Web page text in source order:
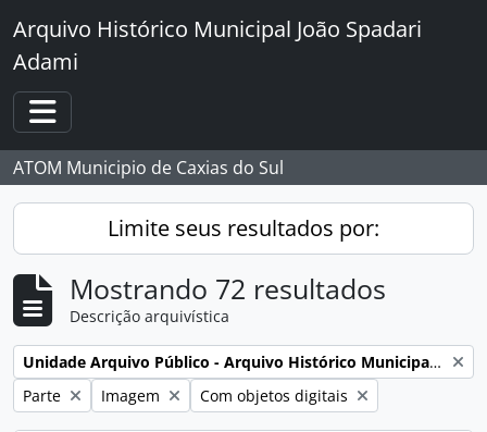
Skip to main content
Arquivo Histórico Municipal João Spadari
Adami
Toggle navigation
ATOM Municipio de Caxias do Sul
Limite seus resultados por:
Mostrando 72 resultados
Descrição arquivística
Remover filtro:
Unidade Arquivo Público - Arquivo Histórico Municipal João Spadari Adami
Remover filtro:
Parte Remover filtro:
Imagem Remover filtro:
Com objetos digitais